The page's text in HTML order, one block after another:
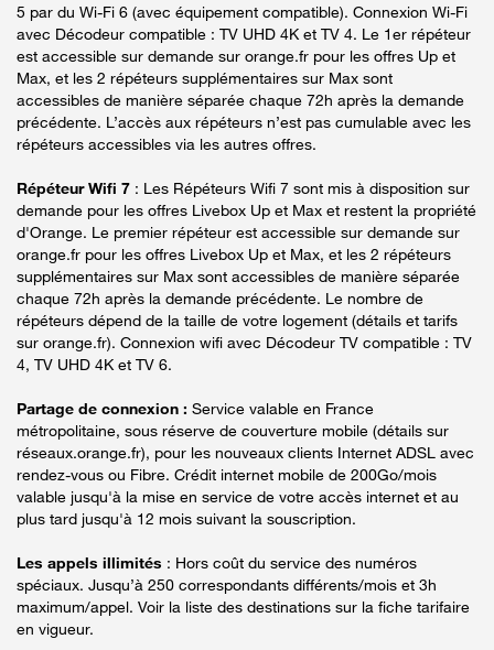
5 par du Wi-Fi 6 (avec équipement compatible). Connexion Wi-Fi
avec Décodeur compatible : TV UHD 4K et TV 4. Le 1er répéteur
est accessible sur demande sur orange.fr pour les offres Up et
Max, et les 2 répéteurs supplémentaires sur Max sont
accessibles de manière séparée chaque 72h après la demande
précédente. L’accès aux répéteurs n’est pas cumulable avec les
répéteurs accessibles via les autres offres.
Répéteur Wifi 7 : Les Répéteurs Wifi 7 sont mis à disposition sur
demande pour les offres Livebox Up et Max et restent la propriété
d'Orange. Le premier répéteur est accessible sur demande sur
orange.fr pour les offres Livebox Up et Max, et les 2 répéteurs
supplémentaires sur Max sont accessibles de manière séparée
chaque 72h après la demande précédente. Le nombre de
répéteurs dépend de la taille de votre logement (détails et tarifs
sur orange.fr). Connexion wifi avec Décodeur TV compatible : TV
4, TV UHD 4K et TV 6.
Partage de connexion : Service valable en France
métropolitaine, sous réserve de couverture mobile (détails sur
réseaux.orange.fr), pour les nouveaux clients Internet ADSL avec
rendez-vous ou Fibre. Crédit internet mobile de 200Go/mois
valable jusqu'à la mise en service de votre accès internet et au
plus tard jusqu'à 12 mois suivant la souscription.
Les appels illimités : Hors coût du service des numéros
spéciaux. Jusqu’à 250 correspondants différents/mois et 3h
maximum/appel. Voir la liste des destinations sur la fiche tarifaire
en vigueur.